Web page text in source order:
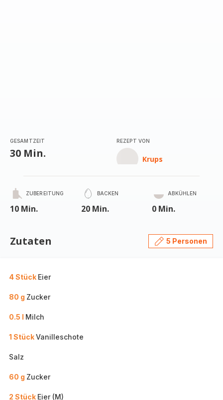
GESAMTZEIT
30 Min.
REZEPT VON
Krups
ZUBEREITUNG
10 Min.
BACKEN
20 Min.
ABKÜHLEN
0 Min.
Zutaten 5 Personen
4 Stück Eier
80 g Zucker
0.5 l Milch
1 StückVanilleschote
Salz
60 g Zucker
2 Stück Eier (M)